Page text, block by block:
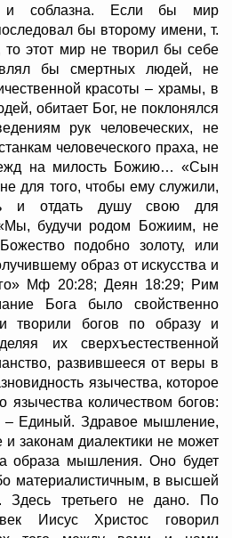
и соблазна. Если бы мир
бы второму имени, т.
то этот мир не творил бы себе
бы смертных людей, не
красоты – храмы, в
обитает Бог, не поклонялся
рук человеческих, не
человеческого праха, не
на милость Божию… «Сын
для того, чтобы ему служили,
и отдать душу свою для
будучи родом Божиим, не
подобно золоту, или
образ от искусства и
Мф 20:28; Деян 18:29; Рим
Бога было свойственно
творили богов по образу и
их сверхъестественной
развившееся от веры в
язычества, которое
язычества количеством богов:
– Единый. Здравое мышление,
и законам диалектики не может
образа мышления. Оно будет
материалистичным, в высшей
Здесь третьего не дано. По
Иисус Христос говорил